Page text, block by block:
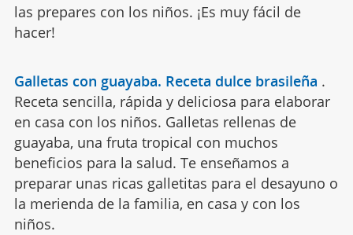
las prepares con los niños. ¡Es muy fácil de
hacer!
Galletas con guayaba. Receta dulce brasileña .
Receta sencilla, rápida y deliciosa para elaborar
en casa con los niños. Galletas rellenas de
guayaba, una fruta tropical con muchos
beneficios para la salud. Te enseñamos a
preparar unas ricas galletitas para el desayuno o
la merienda de la familia, en casa y con los
niños.